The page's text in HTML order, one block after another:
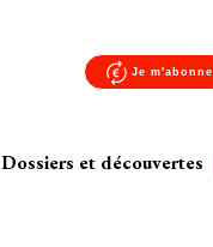
Je m'abonne
Dossiers et découvertes